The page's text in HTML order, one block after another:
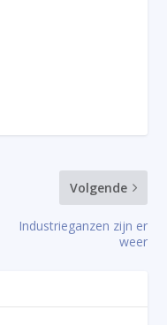
Volgende
Industrieganzen zijn er
weer